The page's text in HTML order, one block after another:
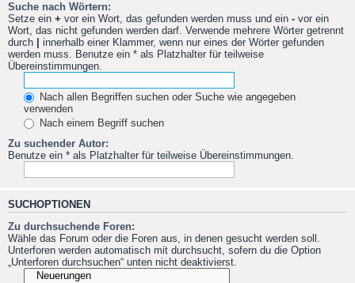
Suche nach Wörtern:
Setze ein + vor ein Wort, das gefunden werden muss und ein - vor ein
Wort, das nicht gefunden werden darf. Verwende mehrere Wörter getrennt
durch | innerhalb einer Klammer, wenn nur eines der Wörter gefunden
werden muss. Benutze ein * als Platzhalter für teilweise
Übereinstimmungen.
Nach allen Begriffen suchen oder Suche wie angegeben
verwenden
Nach einem Begriff suchen
Zu suchender Autor:
Benutze ein * als Platzhalter für teilweise Übereinstimmungen.
SUCHOPTIONEN
Zu durchsuchende Foren:
Wähle das Forum oder die Foren aus, in denen gesucht werden soll.
Unterforen werden automatisch mit durchsucht, sofern du die Option
„Unterforen durchsuchen“ unten nicht deaktivierst.